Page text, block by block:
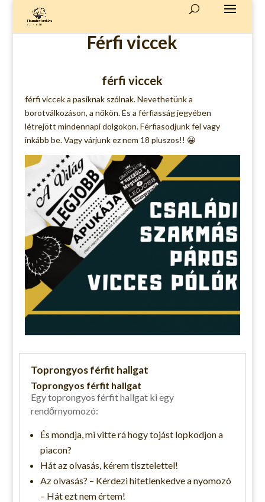
Férfi viccek
férfi viccek
férfi viccek a pasiknak szólnak. Nevethetünk a
borotválkozáson, a nőkön. És a férfiasság jegyében
létrejött mindennapi dolgokon. Férfiasodjunk fel vagy
inkább be. Vagy várjunk ez nem 18 pluszos!! 😀
Toprongyos férfit hallgat
Toprongyos férfit hallgat
Egy toprongyos férfit hallgat ki egy
rendőrnyomozó:
És mondja, mi vitte rá hogy tojást lopkodjon a
piacon?
Hát az olvasás, kérem tisztelettel!
Az olvasás? – Kérdezi hitetlenkedve a nyomozó
– Hát ezt nem értem!